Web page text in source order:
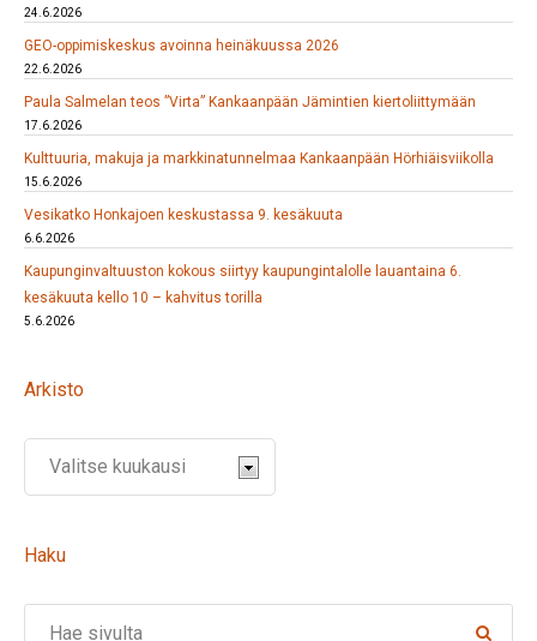
24.6.2026
GEO-oppimiskeskus avoinna heinäkuussa 2026
22.6.2026
Paula Salmelan teos ”Virta” Kankaanpään Jämintien kiertoliittymään
17.6.2026
Kulttuuria, makuja ja markkinatunnelmaa Kankaanpään Hörhiäisviikolla
15.6.2026
Vesikatko Honkajoen keskustassa 9. kesäkuuta
6.6.2026
Kaupunginvaltuuston kokous siirtyy kaupungintalolle lauantaina 6.
kesäkuuta kello 10 – kahvitus torilla
5.6.2026
Arkisto
Haku